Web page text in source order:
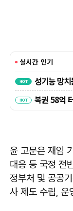
윤 고문은 재임
대응 등 국정 전
정부처 및 공공
사 제도 수립, 운